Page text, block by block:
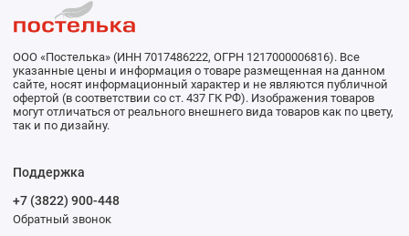
ООО «Постелька» (ИНН 7017486222, ОГРН 1217000006816). Все
указанные цены и информация о товаре размещенная на данном
сайте, носят информационный характер и не являются публичной
офертой (в соответствии со ст. 437 ГК РФ). Изображения товаров
могут отличаться от реального внешнего вида товаров как по цвету,
так и по дизайну.
Поддержка
+7 (3822) 900-448
Обратный звонок